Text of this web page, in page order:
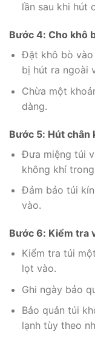
lần sau khi hút
Bước 4: Cho khô
Đặt khô bò vào
bị hút ra ngoài
Chừa một
dàng.
Bước 5: Hút chân
Đưa miệng túi
không khí
Đảm bảo túi
vào.
Bước 6: Kiểm tra
Kiểm tra túi
lọt vào.
Ghi ngày bảo
Bảo quản túi
lạnh tùy theo